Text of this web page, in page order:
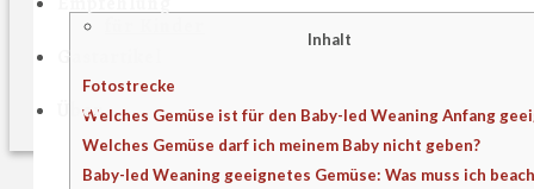
Gastartikel
Über
Inhalt
Fotostrecke
Welches Gemüse ist für den Baby-led Weaning Anfang
Welches Gemüse darf ich meinem Baby nicht geben?
Baby-led Weaning geeignetes Gemüse: Was muss ich